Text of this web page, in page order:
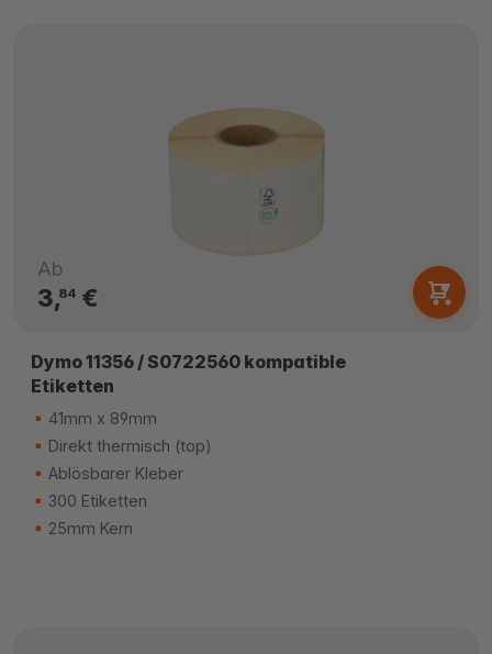
Ab
3,84€
Dymo 11356 / S0722560 kompatible
Etiketten
41mm x 89mm
Direkt thermisch (top)
Ablösbarer Kleber
300 Etiketten
25mm Kern